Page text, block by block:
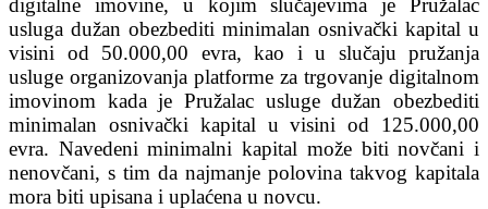
digitalne imovine, u kojim slučajevima je Pružalac
usluga dužan obezbediti minimalan osnivački kapital u
visini od 50.000,00 evra, kao i u slučaju pružanja
usluge organizovanja platforme za trgovanje digitalnom
imovinom kada je Pružalac usluge dužan obezbediti
minimalan osnivački kapital u visini od 125.000,00
evra. Navedeni minimalni kapital može biti novčani i
nenovčani, s tim da najmanje polovina takvog kapitala
mora biti upisana i uplaćena u novcu.